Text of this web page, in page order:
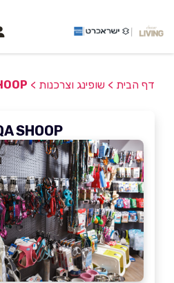
דף הבית > שופינג וצרכנות >
SHOOP